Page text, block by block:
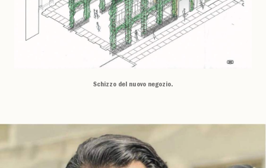
Schizzo del nuovo negozio.